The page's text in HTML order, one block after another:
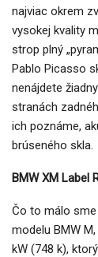
najviac okrem
vysokej kvality
strop plný
Pablo Picasso
nenájdete
stranách
ich poznáme,
brúseného skla.
BMW XM Label
Čo to málo sme
modelu BMW
kW (748 k),